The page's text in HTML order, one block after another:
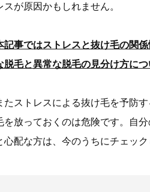
スが原因かもしれません。
記事ではストレスと抜け毛の関
脱毛と異常な脱毛の見分け方に
たストレスによる抜け毛を予防
を放っておくのは危険です。自
心配な方は、今のうちにチェック